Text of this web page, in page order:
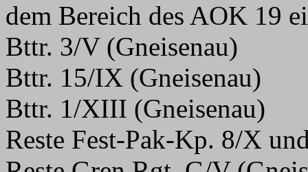
dem Bereich des AOK 19
Bttr. 3/V (Gneisenau)
Bttr. 15/IX (Gneisenau)
Bttr. 1/XIII (Gneisenau)
Reste Fest-Pak-Kp. 8/X